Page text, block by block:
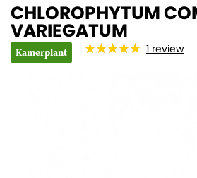
CHLOROPHYTUM
VARIEGATUM
Kamerplant 1 review